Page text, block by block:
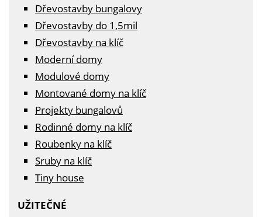
Dřevostavby bungalovy
Dřevostavby do 1,5mil
Dřevostavby na klíč
Moderní domy
Modulové domy
Montované domy na klíč
Projekty bungalovů
Rodinné domy na klíč
Roubenky na klíč
Sruby na klíč
Tiny house
UŽITEČNÉ